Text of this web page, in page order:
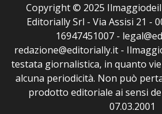
Copyright © 2025
Editorially Srl - Via Assisi 21 -
16947451007 -
redazione@editorially.it -
testata giornalistica, in quanto
alcuna periodicità. Non può
prodotto editoriale ai sensi
07.03.2001